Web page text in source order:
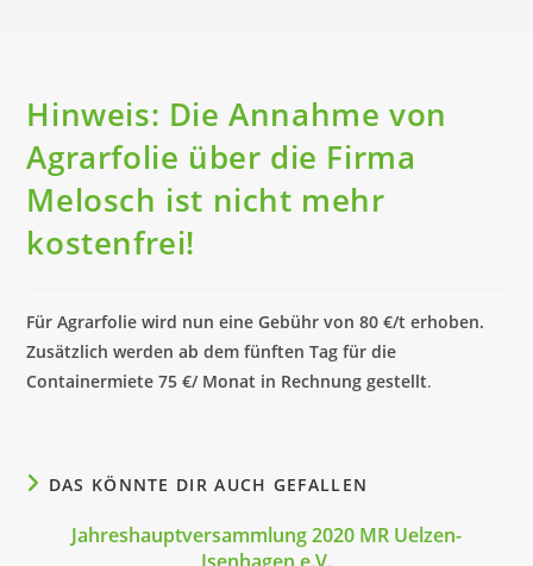
Hinweis: Die Annahme von
Agrarfolie über die Firma
Melosch ist nicht mehr
kostenfrei!
Für Agrarfolie wird nun eine Gebühr von 80 €/t erhoben.
Zusätzlich werden ab dem fünften Tag für die
Containermiete 75 €/ Monat in Rechnung gestellt.
DAS KÖNNTE DIR AUCH GEFALLEN
Jahreshauptversammlung 2020 MR Uelzen-